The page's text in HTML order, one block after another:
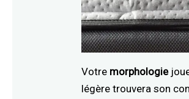
Votre morphologie
légère trouvera son